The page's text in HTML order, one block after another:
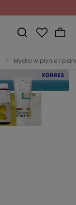
Mydła w płynie i